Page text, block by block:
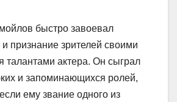
быстро завоевал
и признание зрителей своими
актера. Он сыграл
и запоминающихся ролей,
ему звание одного из